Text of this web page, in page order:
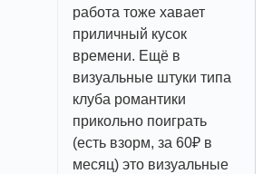
работа тоже хавает
приличный кусок
времени. Ещё в
визуальные штуки типа
клуба романтики
прикольно поиграть
(есть взорм, за 60₽ в
месяц) это визуальные